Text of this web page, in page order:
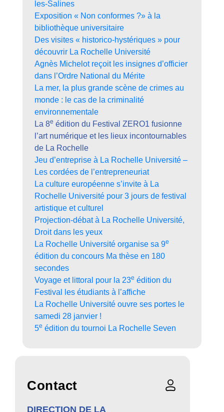
les-Salines
Exposition « Non conformes ?» à la
bibliothèque universitaire
Des visites « historico-hystériques » pour
découvrir La Rochelle Université
Agnès Michelot reçoit les insignes d’officier
dans l’Ordre National du Mérite
La mer, la plus grande scène de crimes au
monde : le cas de la criminalité
environnementale
La 8e édition du Festival ZERO1 fusionne
l’art numérique et les lieux incontournables
de La Rochelle
Jeu d’entreprise à La Rochelle Université –
Les cordées de l’entrepreneuriat
La culture européenne s’invite à La
Rochelle Université pour 3 jours de festival
artistique et culturel
Projection-débat à La Rochelle Université,
Droit dans les yeux
La Rochelle Université organise sa 9e
édition du concours Ma thèse en 180
secondes
Voyage et littoral pour la 23e édition du
Festival les étudiants à l’affiche
La Rochelle Université ouvre ses portes le
samedi 28 janvier !
5e édition du tournoi La Rochelle Seven
Contact
DIRECTION DE LA